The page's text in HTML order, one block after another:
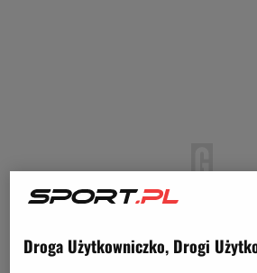
Droga Użytkowniczko, Drogi